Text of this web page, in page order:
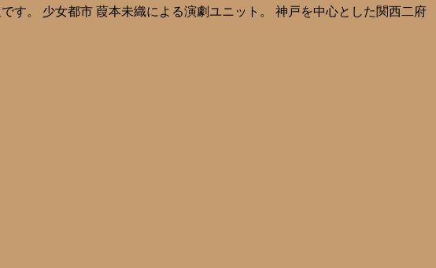
。 少女都市 葭本未織による演劇ユニット。 神戸を中心とした関西二府